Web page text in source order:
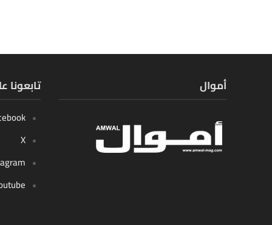
تابعونا
X
أموال